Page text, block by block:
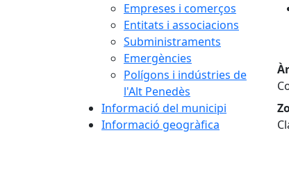
Empreses i comerços
Entitats i associacions
Subministraments
Emergències
Polígons i indústries de
l'Alt Penedès
Informació del municipi
Informació geogràfica